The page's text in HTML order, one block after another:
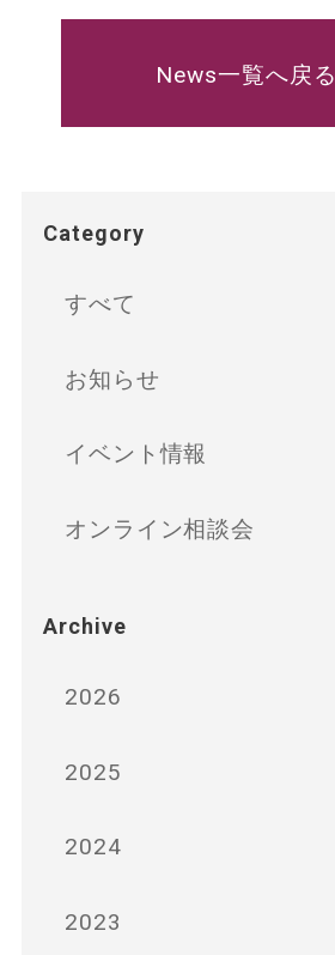
News一覧へ戻る
Category
すべて
お知らせ
イベント情報
オンライン相談会
Archive
2026
2025
2024
2023